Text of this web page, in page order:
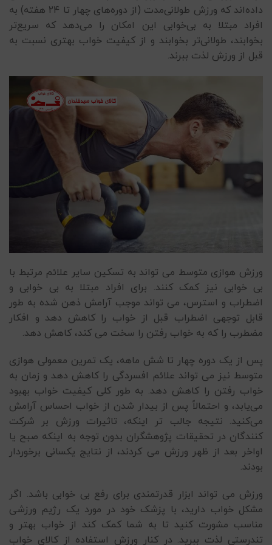
داده‌اند که ورزش طولانی‌مدت (از دوره‌های چهار تا ۲۴ هفته) به
افراد مبتلا به بی‌خوابی این امکان را می‌دهد که سریع‌تر
بخوابند، طولانی‌تر بخوابند و از کیفیت خواب بهتری نسبت به
قبل از ورزش لذت ببرند.
ورزش هوازی متوسط ​​می تواند به تسکین سایر علائم مرتبط با
بی خوابی نیز کمک کنند. برای افراد مبتلا به بی خوابی و
اضطراب و استرس، می تواند موجب آرامش ذهن شده به طور
قابل توجهی اضطراب قبل از خواب را کاهش دهد و افکار
مضطرب را که به خواب رفتن را سخت می کند، کاهش دهد.
پس از یک دوره چهار تا شش ماهه، یک تمرین معمولی هوازی
متوسط ​​نیز می تواند علائم افسردگی را کاهش دهد و زمان به
خواب رفتن را کاهش دهد. به طور کلی کیفیت خواب بهبود
می‌یابد، و احتمالاً پس از بیدار شدن از خواب احساس آرامش
می‌کنید. نتیجه جالب تر اینکه، تاثیرات ورزش بر شرکت
کنندگان در تحقیقات پژوهشگران بدون توجه به اینکه صبح یا
اواخر بعد از ظهر ورزش می کردند، از نتایج یکسانی برخوردار
بودند.
ورزش می تواند ابزار قدرتمندی برای رفع بی خوابی باشد. اگر
مشکل خواب دارید، با پزشک خود در مورد یک رژیم ورزشی
مناسب مشورت کنید تا به شما کمک کند از خواب بهتر و
تندرستی لذت ببرید. در کنار ورزش استفاده از کالای خواب